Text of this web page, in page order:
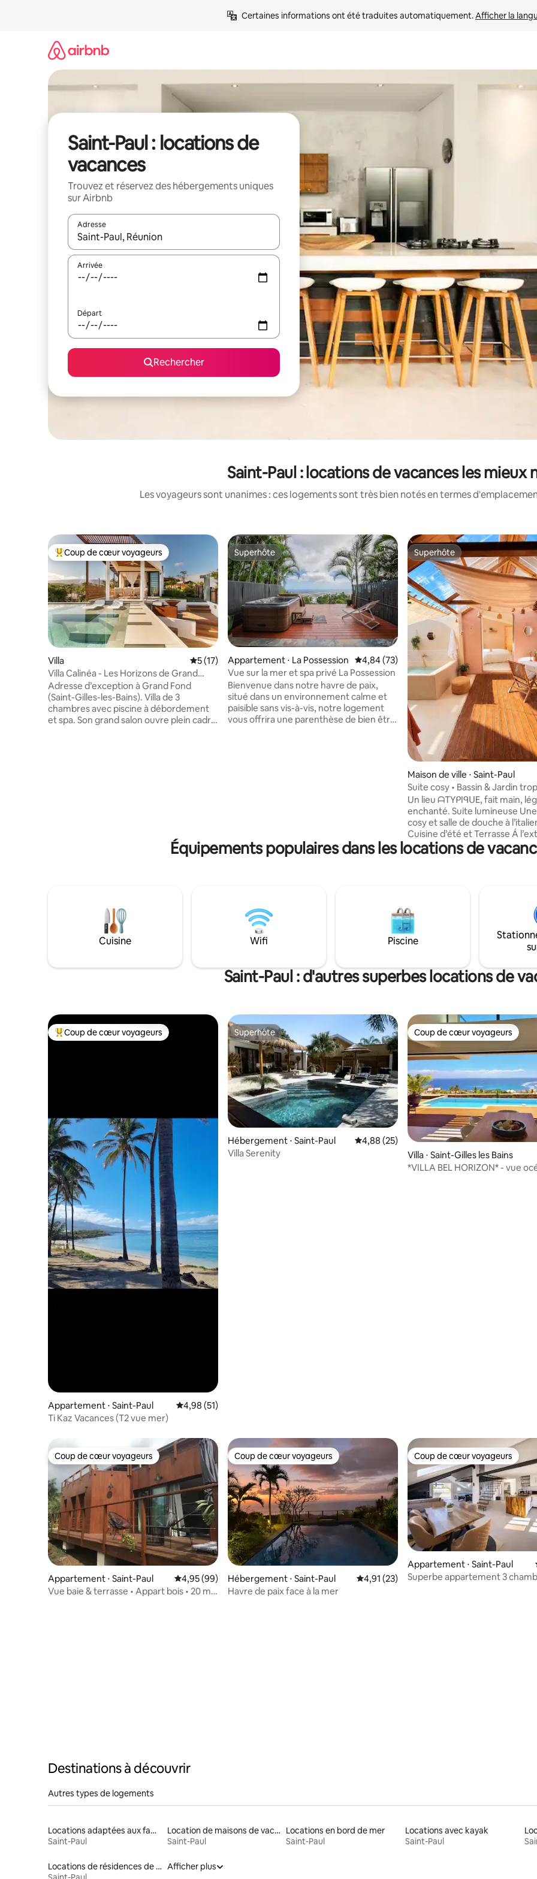
Certaines informations ont été traduites automatiquement. Afficher la
Saint-Paul : locations de
vacances
Trouvez et réservez des hébergements uniques
sur Airbnb
Adresse
Lorsque les résultats s'affichent, utilisez les flèches vers le haut et vers le bas pour les parcourir ou en appuyant et en
Arrivée
Départ
Rechercher
Saint-Paul : locations de vacances les mieux
Les voyageurs sont unanimes : ces logements sont très bien notés en termes
Coups de cœur voyageurs les plus appréciés
Coup de cœur voyageurs
Villa Évaluation moyenne sur la base de 17 commentaires : 5 sur 5
5 (17)
Villa Calinéa - Les Horizons de Grand
Fond
Adresse d’exception à Grand Fond
(Saint-Gilles-les-Bains). Villa de 3
chambres avec piscine à débordement
et spa. Son grand salon ouvre plein cadre
Superhôte
Superhôte
Appartement ⋅ La Possession Évaluation moyenne sur la base de 73
4,84 (73)
Vue sur la mer et spa privé La Possession
Bienvenue dans notre havre de paix,
situé dans un environnement calme et
paisible sans vis-à-vis, notre logement
vous offrira une parenthèse de bien être
Superhôte
Superhôte
Maison de ville ⋅ Saint-Paul
Suite cosy • Bassin & Jardin
Un lieu ᗩTYᑭIᑫᑌE, fait main,
enchanté. Suite lumineuse Une chambre
cosy et salle de douche à
Cuisine d’été et Terrasse Á l’extérieur,
dans le jardin créole Bassin minéral
artisanal • Entre bain et mini-
quelques minutes des plages
centre• Plus local que la carte
classique Le refuge se
la porte passée.
Équipements populaires dans les locations de
Cuisine Wifi Piscine
Saint-Paul : d'autres superbes locations de
Coups de cœur voyageurs les plus appréciés
Coup de cœur voyageurs
Appartement ⋅ Saint-Paul Évaluation moyenne sur la base de 51 commentaires : 4,98 sur 5
4,98 (51)
Ti Kaz Vacances (T2 vue mer)
Superhôte
Superhôte
Hébergement ⋅ Saint-Paul Évaluation moyenne sur la base de 25
4,88 (25)
Villa Serenity
Coup de cœur voyageurs
Coup de cœur voyageurs
Villa ⋅ Saint-Gilles les Bains
*VILLA BEL HORIZON* - vue
Coup de cœur voyageurs
Coup de cœur voyageurs
Appartement ⋅ Saint-Paul Évaluation moyenne sur la base de 99 commentaires : 4,95 sur 5
4,95 (99)
Vue baie & terrasse • Appart bois • 20 min
Coup de cœur voyageurs
Coup de cœur voyageurs
Hébergement ⋅ Saint-Paul Évaluation moyenne sur la base de 23
4,91 (23)
Havre de paix face à la mer
Coup de cœur voyageurs
Coup de cœur voyageurs
Appartement ⋅ Saint-Paul
Superbe appartement 3
Destinations à découvrir
Autres types de logements
Locations adaptées aux familles
Saint-Paul
Location de maisons de vacances
Saint-Paul
Locations en bord de mer
Saint-Paul
Locations avec kayak
Saint-Paul
Locations de résidences de tourisme Afficher plus